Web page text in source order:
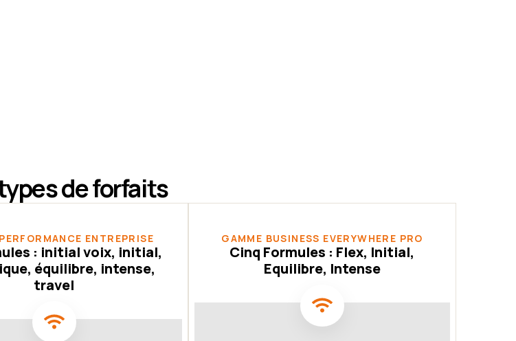
de forfaits
ENTREPRISE
: initial voix, initial,
équilibre, intense,
travel
GAMME BUSINESS EVERYWHERE PRO
Cinq Formules : Flex, Initial,
Equilibre, Intense